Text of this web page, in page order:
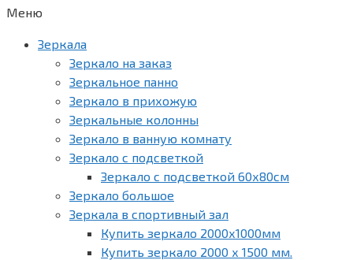
Меню
Зеркала
Зеркало на заказ
Зеркальное панно
Зеркало в прихожую
Зеркальные колонны
Зеркало в ванную комнату
Зеркало с подсветкой
Зеркало с подсветкой 60х80см
Зеркало большое
Зеркала в спортивный зал
Купить зеркало 2000х1000мм
Купить зеркало 2000 х 1500 мм.